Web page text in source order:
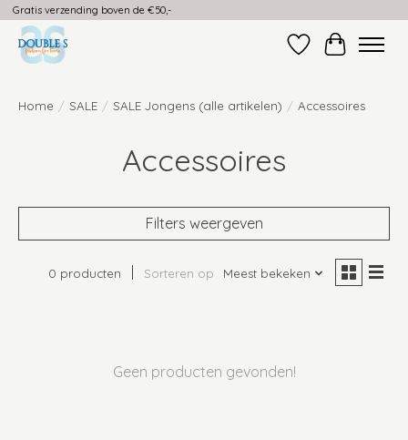
Gratis verzending boven de €50,-
Verlanglijst
Home / SALE / SALE Jongens (alle artikelen) / Accessoires
Accessoires
Filters weergeven
0 producten Sorteren op Meest bekeken
Geen producten gevonden!